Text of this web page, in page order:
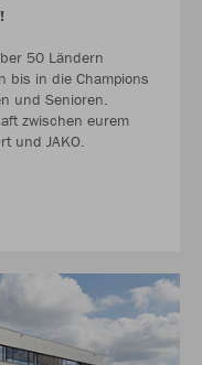
50 Ländern
bis in die Champions
und Senioren.
zwischen eurem
und JAKO.